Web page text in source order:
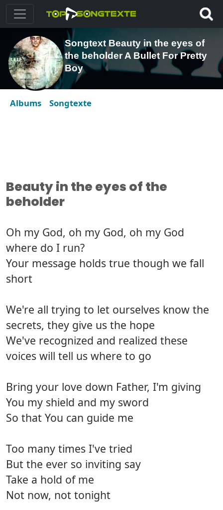
Songtext Beauty in the eyes of
the beholder A Bullet For Pretty
Boy
Albums Songtexte
Beauty in the eyes of the
beholder
Oh my God, oh my God, oh my God
where do I run?
Your message holds true though we fall
short
We're all trying to let ourselves know the
secrets, they give us the hope
We've recognized and realized these
voices will tell us where to go
Bring your love down Father, I'm giving
You my shield and my sword
So that You can guide me
Too many times I've tried
But the ever so inviting say
Take a hold of me
Not now, not tonight